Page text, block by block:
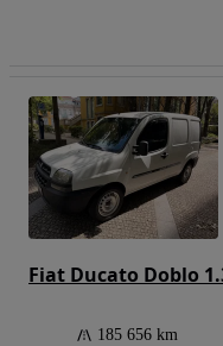
Fiat Ducato Doblo
185 656 km